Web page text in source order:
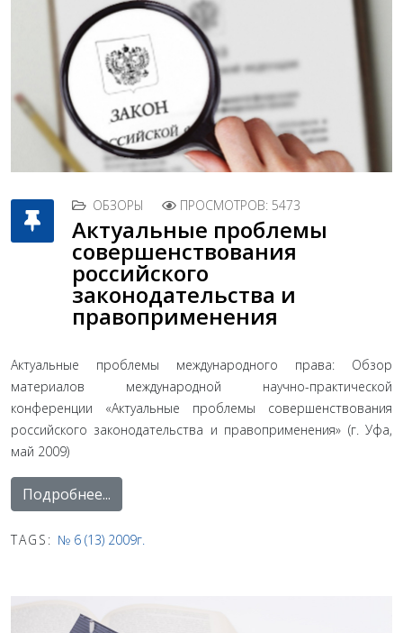
ОБЗОРЫ ПРОСМОТРОВ: 5473
Актуальные проблемы
совершенствования
российского
законодательства и
правоприменения
Актуальные проблемы международного права: Обзор
материалов международной научно-практической
конференции «Актуальные проблемы совершенствования
российского законодательства и правоприменения» (г. Уфа,
май 2009)
Подробнее...
TAGS: № 6 (13) 2009г.